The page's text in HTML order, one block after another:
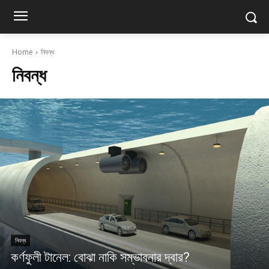
Home নিবন্ধ
নিবন্ধ
নিবন্ধ
কর্ণফুলী টানেল: বোঝা নাকি সম্ভাবনার দ্বার?